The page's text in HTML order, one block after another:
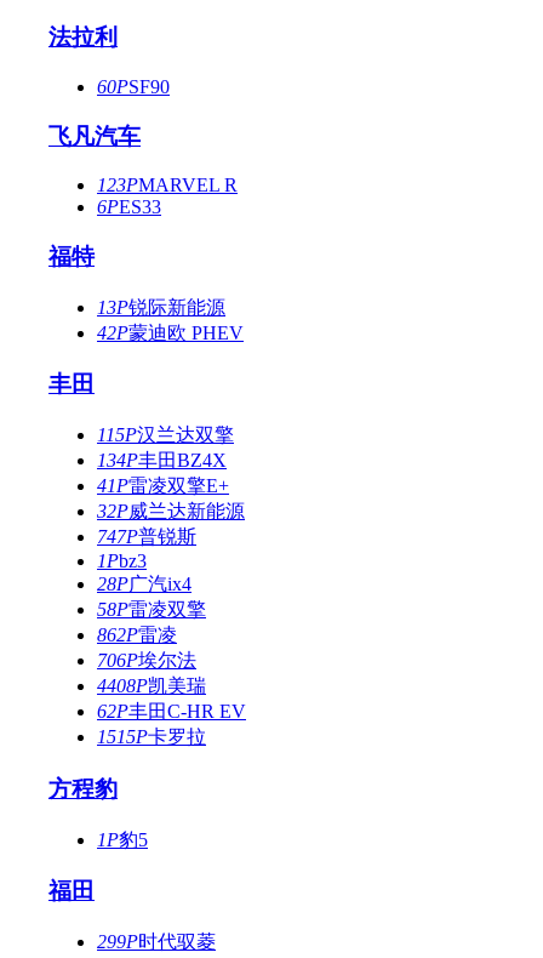
法拉利
60PSF90
飞凡汽车
123PMARVEL R
6PES33
福特
13P锐际新能源
42P蒙迪欧 PHEV
丰田
115P汉兰达双擎
134P丰田BZ4X
41P雷凌双擎E+
32P威兰达新能源
747P普锐斯
1Pbz3
28P广汽ix4
58P雷凌双擎
862P雷凌
706P埃尔法
4408P凯美瑞
62P丰田C-HR EV
1515P卡罗拉
方程豹
1P豹5
福田
299P时代驭菱